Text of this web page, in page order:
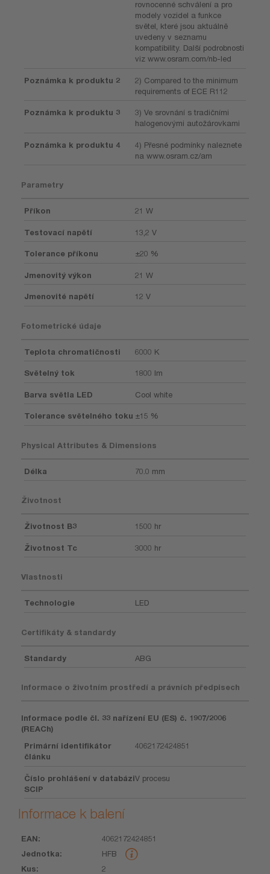
rovnocenné schválení a pro
modely vozidel a funkce
světel, které jsou aktuálně
uvedeny v seznamu
kompatibility. Další podrobnosti
viz www.osram.com/nb-led
Poznámka k produktu 2
2) Compared to the minimum
requirements of ECE R112
Poznámka k produktu 3
3) Ve srovnání s tradičními
halogenovými autožárovkami
Poznámka k produktu 4
4) Přesné podmínky naleznete
na www.osram.cz/am
Parametry
Příkon 21 W
Testovací napětí 13,2 V
Tolerance příkonu ±20 %
Jmenovitý výkon 21 W
Jmenovité napětí 12 V
Fotometrické údaje
Teplota chromatičnosti 6000 K
Světelný tok 1800 lm
Barva světla LED Cool white
Tolerance světelného toku ±15 %
Physical Attributes & Dimensions
Délka 70.0 mm
Životnost
Životnost B3 1500 hr
Životnost Tc 3000 hr
Vlastnosti
Technologie LED
Certifikáty & standardy
Standardy ABG
Informace o životním prostředí a právních předpisech
Informace podle čl. 33 nařízení EU (ES) č. 1907/2006
(REACh)
Primární identifikátor
článku
4062172424851
Číslo prohlášení v databázi
SCIP
V procesu
Informace k balení
EAN Kus Rozměry
4062172424851
HFB
2